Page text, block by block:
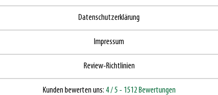
Datenschutzerklärung
Impressum
Review-Richtlinien
Kunden bewerten uns: 4/ 5 - 1512 Bewertungen